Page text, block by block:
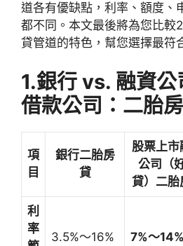
道各有優缺點，利率、額度、
都不同。本文最後將為您比較
貸管道的特色，幫您選擇最符
1.銀行 vs. 融資公
借款公司：二胎
項
目
銀行二胎房
貸
股票上市
公司（
貸）二胎
利
率
3.5%～16% 7%～14%